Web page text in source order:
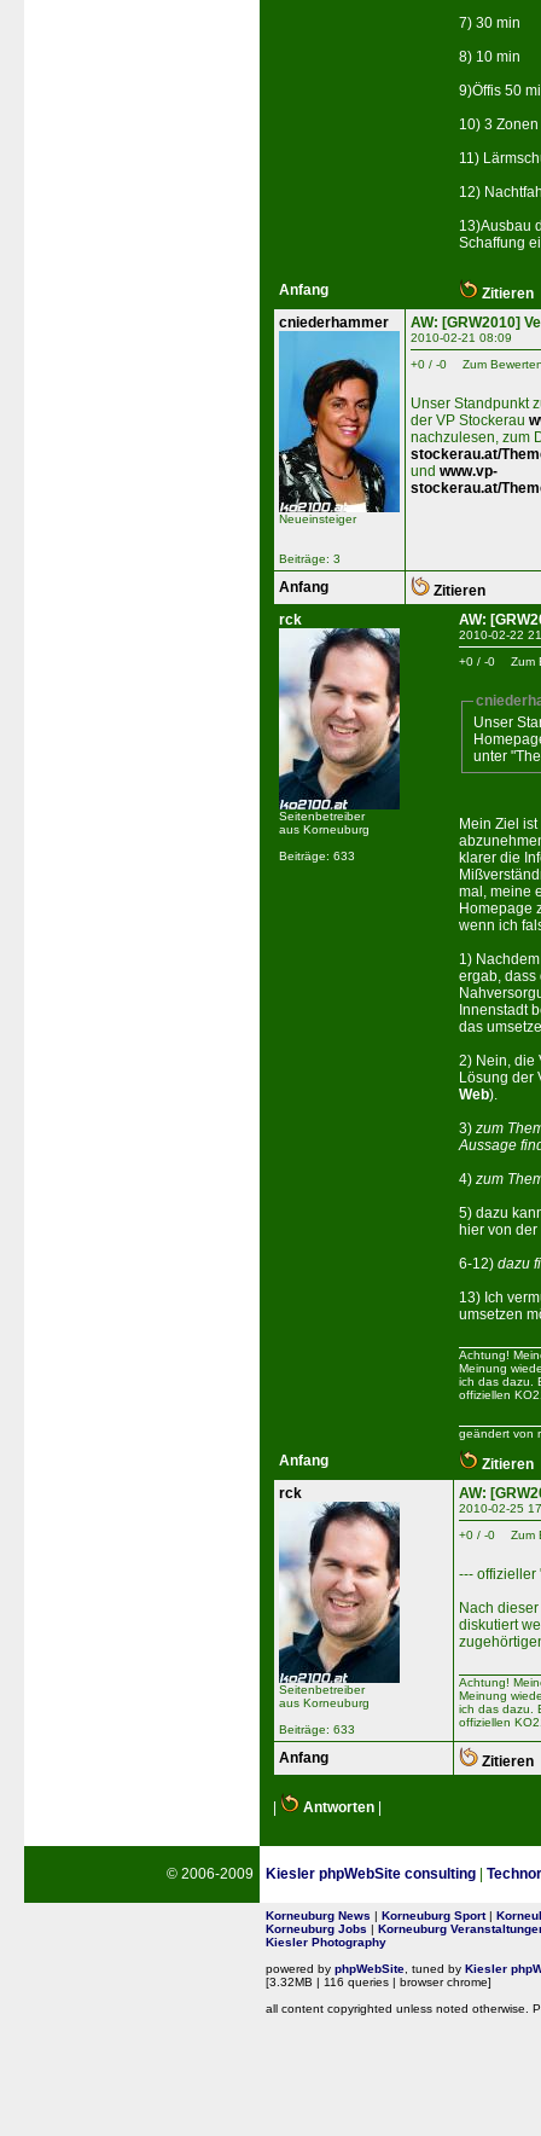
7) 30 min
8) 10 min
9)Öffis 50
10) 3 Zonen
11)
12)
13)Ausbau
Schaffung
Anfang
Zitieren
cniederhammer
Neueinsteiger
Beiträge: 3
AW: [GRW2010]
2010-02-21 08:09
+0 / -0
Zum
Unser Standpunkt
der VP Stockerau
nachzulesen, zum
stockerau.at/
und www.vp-
stockerau.at/
Anfang
Zitieren
rck
Seitenbetreiber
aus Korneuburg
Beiträge: 633
AW:
2010-02-22
+0 / -0
Zum
Unser
unter
Mein Ziel
klarer die
mal, meine
Homepage
wenn ich
1)
ergab, dass
Innenstadt
das
2) Nein, die
Lösung der
Web).
3) zum
Aussage
4) zum
5) dazu
hier von der
6-12) dazu
13) Ich
umsetzen
Achtung!
Meinung
ich das dazu.
offiziellen
geändert von
Anfang
Zitieren
rck
Seitenbetreiber
aus Korneuburg
Beiträge: 633
AW:
2010-02-25
+0 / -0
Zum
--- offizieller
Nach
diskutiert
Achtung!
Meinung
ich das dazu.
offiziellen
Anfang Zitieren
Antworten|
© 2006-2009 Kiesler phpWebSite consulting|
Korneuburg News | Korneuburg Sport|
Korneuburg Jobs | Korneuburg
Kiesler Photography
powered by phpWebSite, tuned by Kiesler
[3.32MB | 116 queries | browser chrome]
all content copyrighted unless noted otherwise.